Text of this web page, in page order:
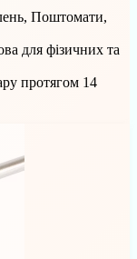
Поштомати,
для фізичних та
протягом 14